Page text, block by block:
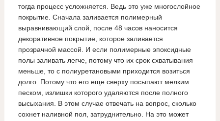
тогда процесс усложняется. Ведь это уже многослойное
покрытие. Сначала заливается полимерный
выравнивающий слой, после 48 часов наносится
декоративное покрытие, которое заливается
прозрачной массой. И если полимерные эпоксидные
полы заливать легче, потому что их срок схватывания
меньше, то с полиуретановыми приходится возиться
долго. Потому что его еще сверху посыпают мелким
песком, излишки которого удаляются после полного
высыхания. В этом случае отвечать на вопрос, сколько
сохнет наливной пол, затруднительно. На это может